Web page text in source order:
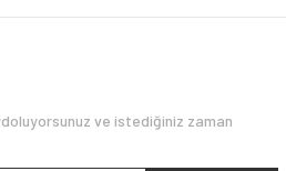
ve istediğiniz zaman